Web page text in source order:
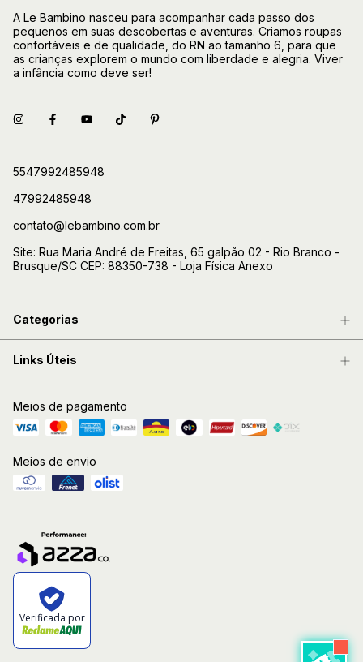
A Le Bambino nasceu para acompanhar cada passo dos
pequenos em suas descobertas e aventuras. Criamos roupas
confortáveis e de qualidade, do RN ao tamanho 6, para que
as crianças explorem o mundo com liberdade e alegria. Viver
a infância como deve ser!
5547992485948
47992485948
contato@lebambino.com.br
Site: Rua Maria André de Freitas, 65 galpão 02 - Rio Branco -
Brusque/SC CEP: 88350-738 - Loja Física Anexo
Categorias
Links Úteis
Meios de pagamento
Meios de envio
Verificada por